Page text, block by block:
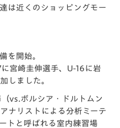
は近くのショッピングモー
を開始。
宮崎圭伸選手、U-16に岩
しました。
vs.ボルシア・ドルトムン
ナリストによる分析ミーテ
トと呼ばれる室内練習場